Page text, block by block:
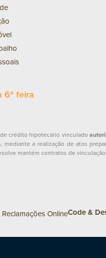
6ª feira
crédito hipotecário vinculado
a realização de atos
mantém contratos de
OnlineCode &